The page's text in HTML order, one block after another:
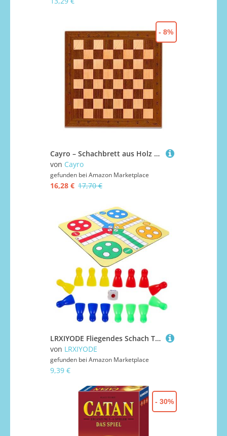
Cayro – Schachbrett aus Holz – 40 x 40 cm – ohne Figuren – klassisches Brettspiel – 2 Spieler
von Cayro
gefunden bei Amazon Marketplace
16,28 € 17,70 €
- 8%
LRXIYODE Fliegendes Schach Tragbares Kleines Tischspiel Leichtes Strapazierfähiges Material Kompakt für Reisen und Zuhause Unterhaltsames Brettspiel für Familie und Freunde
von LRXIYODE
gefunden bei Amazon Marketplace
9,39 €
- 30%